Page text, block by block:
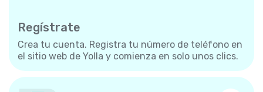
Regístrate
Crea tu cuenta. Registra tu número de teléfono en
el sitio web de Yolla y comienza en solo unos clics.